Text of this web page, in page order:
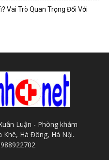
Vai Trò Quan Trọng Đối Với
Luận - Phòng khám
Hà Đông, Hà Nội.